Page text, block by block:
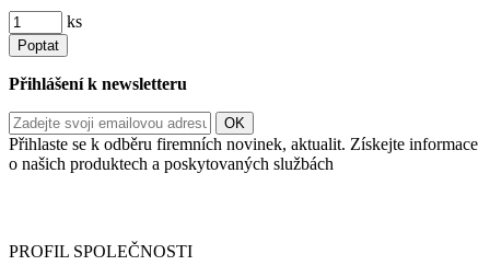
ks
Poptat
Přihlášení k newsletteru
Přihlaste se k odběru firemních novinek, aktualit. Získejte informace
o našich produktech a poskytovaných službách
PROFIL SPOLEČNOSTI